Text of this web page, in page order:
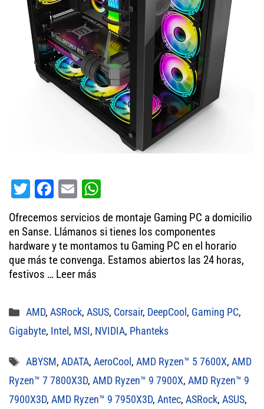
T
tt
er
Fa
bo
ok
E
m
ail
ha
ts
A
pp
Ofrecemos servicios de montaje Gaming PC a domicilio
en Sanse. Llámanos si tienes los componentes
hardware y te montamos tu Gaming PC en el horario
que más te convenga. Estamos abiertos las 24 horas,
festivos … Leer más
Categorías
AMD, ASRock, ASUS, Corsair, DeepCool , Gaming PC,
Gigabyte, Intel , MSI, NVIDIA, Phanteks
Etiquetas
ABYSM, ADATA, AeroCool , AMD Ryzen™ 5 7600X, AMD
Ryzen™ 7 7800X3D, AMD Ryzen™ 9 7900X, AMD Ryzen™ 9
7900X3D, AMD Ryzen™ 9 7950X3D, Antec, ASRock, ASUS,